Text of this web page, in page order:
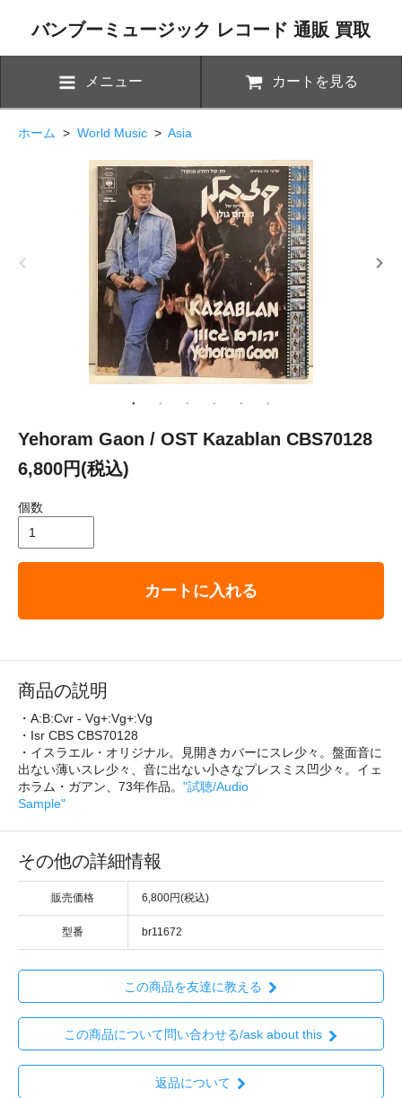
バンブーミュージック レコード 通販 買取
メニュー カートを見る
ホーム > World Music > Asia
Yehoram Gaon / OST Kazablan CBS70128
6,800円(税込)
個数
カートに入れる
商品の説明
・A:B:Cvr - Vg+:Vg+:Vg
・Isr CBS CBS70128
・イスラエル・オリジナル。見開きカバーにスレ少々。盤面音に
出ない薄いスレ少々、音に出ない小さなプレスミス凹少々。イェ
ホラム・ガアン、73年作品。 "試聴/Audio
Sample"
その他の詳細情報
販売価格 6,800円(税込)
型番 br11672
この商品を友達に教える
この商品について問い合わせる/ask about this
返品について